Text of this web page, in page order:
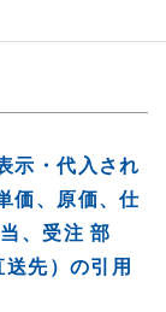
示・代入され
価、原価、仕
、受注 部
先）の引用